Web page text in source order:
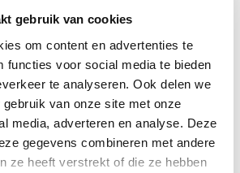
gebruik van cookies
om content en advertenties te
functies voor social media te bieden
te analyseren. Ook delen we
van onze site met onze
media, adverteren en analyse. Deze
gegevens combineren met andere
ze heeft verstrekt of die ze hebben